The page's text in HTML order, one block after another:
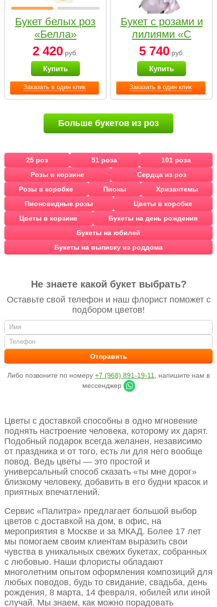
Заказать в один клик
Букет белых роз
«Белла»
2 420 руб.
Купить
Заказать в один клик
Букет с розами и
лилиями «С
наилучшими
пожеланиями»
5 740руб.
Купить
Больше букетов из роз
25 роз 51 роза
101 роза
Розы в корзине
Сердца из роз
Розы в коробке
Пионы
Хризантемы
Пионовидные розы
Цветы в коробке
Цветы в корзине
Букеты на день рождения
Букеты на юбилей
Букеты на выписку из роддома
Не знаете какой букет выбрать?
Оставьте свой телефон и наш флорист поможет с
подбором цветов!
Либо позвоните по номеру +7 (968) 891-19-11
, напишите нам в
мессенджер
Цветы с доставкой способны в одно мгновение
поднять настроение человека, которому их дарят.
Подобный подарок всегда желанен, независимо
от праздника и от того, есть ли для него вообще
повод. Ведь цветы — это простой и
универсальный способ сказать «ты мне дорог»
близкому человеку, добавить в его будни красок и
приятных впечатлений.
Сервис «Палитра» предлагает большой выбор
цветов с доставкой на дом, в офис, на
мероприятия в Москве и за МКАД. Более 17 лет
мы помогаем своим клиентам выразить свои
чувства в уникальных свежих букетах, собранных
с любовью. Наши флористы обладают
многолетним опытом оформления композиций для
любых поводов, будь то свидание, свадьба, день
рождения, 8 марта, 14 февраля, юбилей или иной
случай. Мы знаем, как можно порадовать